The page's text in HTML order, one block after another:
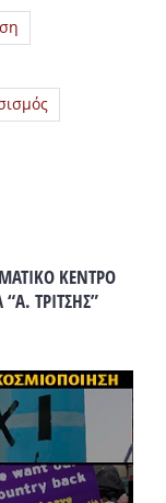
ΚΕΝΤΡΟ
ΤΡΙΤΣΗΣ”